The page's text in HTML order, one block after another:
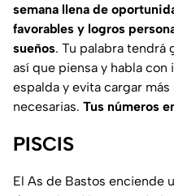
semana llena de
favorables y logros
sueños. Tu palabra tendrá
así que piensa y habla
espalda y evita cargar
necesarias. Tus números
PISCIS
El As de Bastos enciende